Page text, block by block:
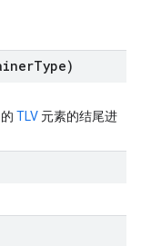
Type)
TLV 元素的结尾进